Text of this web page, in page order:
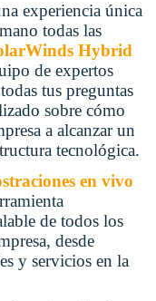
experiencia única
todas las
Hybrid
de expertos
tus preguntas
sobre cómo
a alcanzar un
tecnológica.
en vivo
de todos los
desde
y servicios en la